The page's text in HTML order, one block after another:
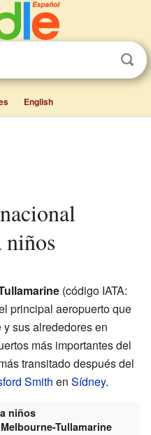
English
(código IATA:
principal aeropuerto que
y sus alrededores en
más importantes del
transitado después del
Smith en Sídney.
niños
Tullamarine